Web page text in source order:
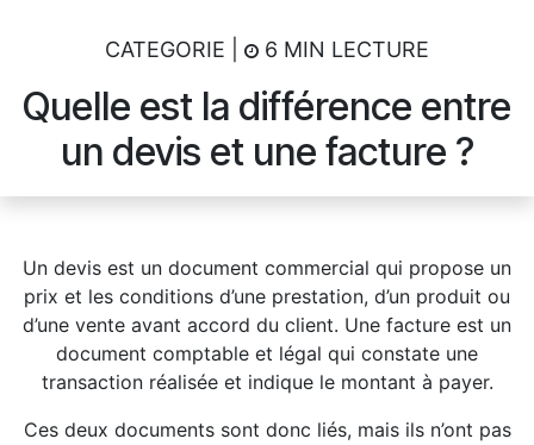
CATEGORIE | 6 MIN LECTURE
Quelle est la différence entre
un devis et une facture ?
Un devis est un document commercial qui propose un
prix et les conditions d’une prestation, d’un produit ou
d’une vente avant accord du client. Une facture est un
document comptable et légal qui constate une
transaction réalisée et indique le montant à payer.
Ces deux documents sont donc liés, mais ils n’ont pas